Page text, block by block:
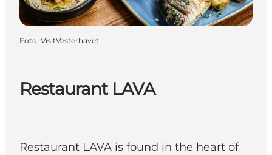
Restaurant LAVA
Restaurant LAVA is found in the heart of
Foto: VisitVesterhavet